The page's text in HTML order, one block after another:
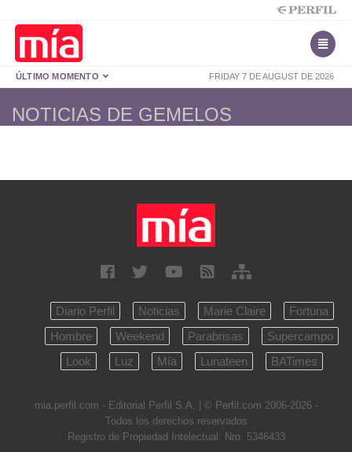
FRIDAY 7 DE AUGUST DE 2026
ÚLTIMO MOMENTO
NOTICIAS DE GEMELOS
Diario Perfil Noticias Marie Claire
Fortuna
Hombre
Weekend Parabrisas
Supercampo
Look
Luz Mía Lunateen BATimes
mia.perfil.com - Editorial Perfil S.A. | © Perfil.com 2006-2026 -
Todos los derechos reservados
Registro de Propiedad Intelectual: Nro. 5346433